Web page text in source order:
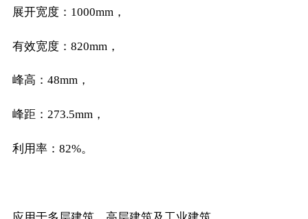
展开宽度：1000mm，
有效宽度：820mm，
峰高：48mm，
峰距：273.5mm，
利用率：82%。